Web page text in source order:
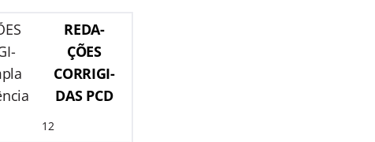
REDA-
ÇÕES
CORRIGI-
DAS PCD
12